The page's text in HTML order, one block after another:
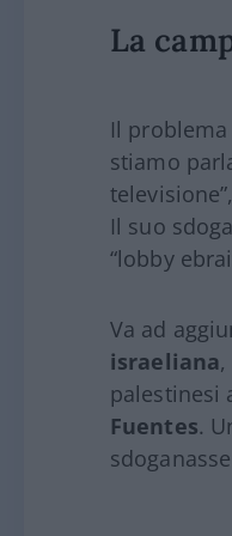
La
Il problema
stiamo
Il suo
“lobby
Va ad
israeliana
palestinesi
Fuentes.